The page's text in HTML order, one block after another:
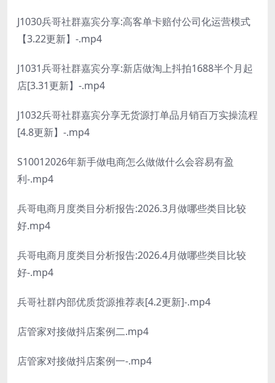
J1030兵哥社群嘉宾分享:高客单卡赔付公司化运营模式
【3.22更新】-.mp4
J1031兵哥社群嘉宾分享:新店做淘上抖拍1688半个月起
店[3.31更新】-.mp4
J1032兵哥社群嘉宾分享无货源打单品月销百万实操流程
[4.8更新】-.mp4
S10012026年新手做电商怎么做做什么会容易有盈
利-.mp4
兵哥电商月度类目分析报告:2026.3月做哪些类目比较
好.mp4
兵哥电商月度类目分析报告:2026.4月做哪些类目比较
好-.mp4
兵哥社群内部优质货源推荐表[4.2更新]-.mp4
店管家对接做抖店案例二.mp4
店管家对接做抖店案例一-.mp4